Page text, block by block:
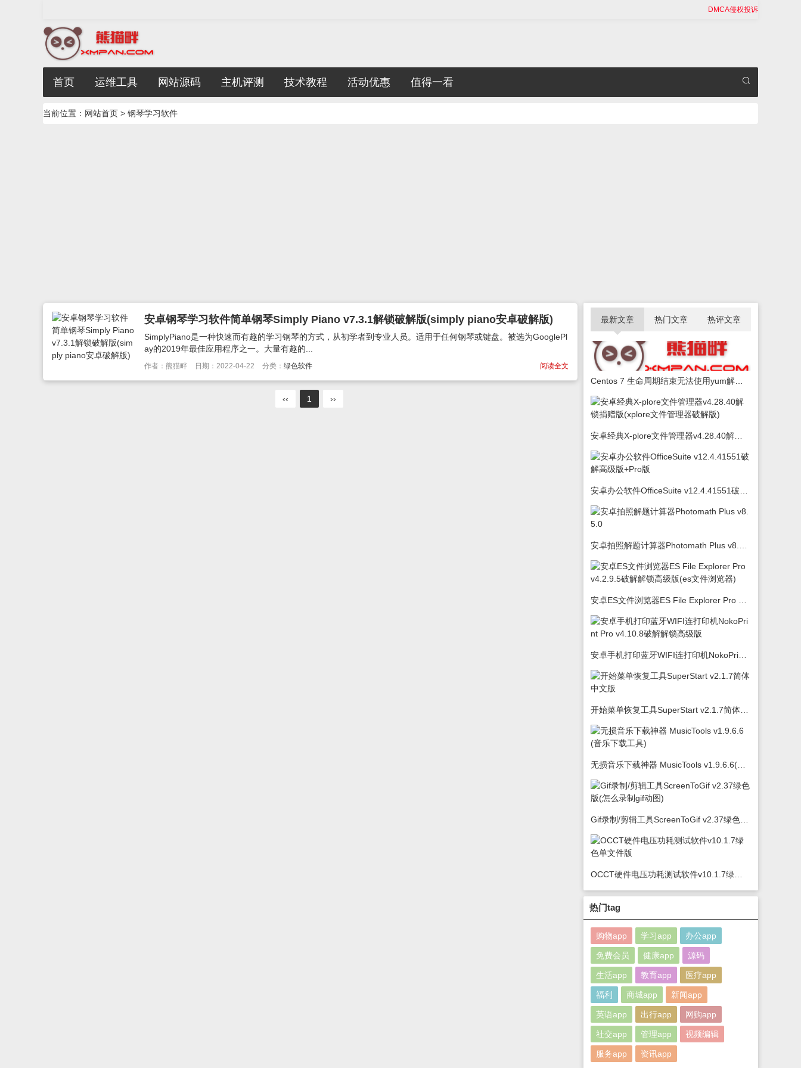
DMCA侵权投诉
首页 运维工具 网站源码 主机评测 技术教程 活动优惠 值得一看
当前位置： 网站首页 > 钢琴学习软件
安卓钢琴学习软件简单钢琴Simply Piano v7.3.1解锁破解版(simply piano安卓破解版)
SimplyPiano是一种快速而有趣的学习钢琴的方式，从初学者到专业人员。适用于任何钢琴或键盘。被选为GooglePl
ay的2019年最佳应用程序之一。大量有趣的...
阅读全文
作者：熊猫畔 日期：2022-04-22 分类： 绿色软件
‹‹ 1 ››
最新文章 热门文章 热评文章
热门tag
购物app 学习app 办公app
免费会员 健康app 源码
生活app 教育app 医疗app
福利 商城app 新闻app
英语app 出行app 网购app
社交app 管理app 视频编辑
服务app 资讯app